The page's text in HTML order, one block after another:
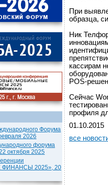
Форума
2026
форума
октября 2025
2025», 20
При
образца,
Ник
кассирам
POS-
Сейчас
профиля
01.10.2015
все